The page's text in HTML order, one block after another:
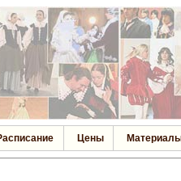
Цены